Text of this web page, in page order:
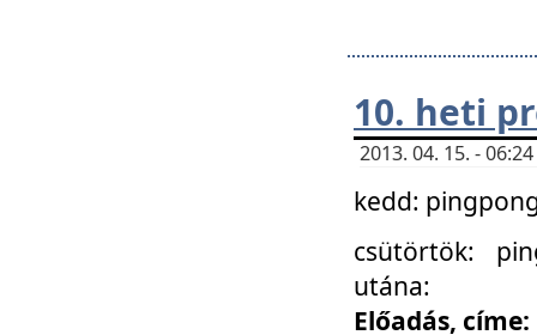
10. heti
2013. 04. 15. -
kedd:
csütörtök:
utána:
Előadás,